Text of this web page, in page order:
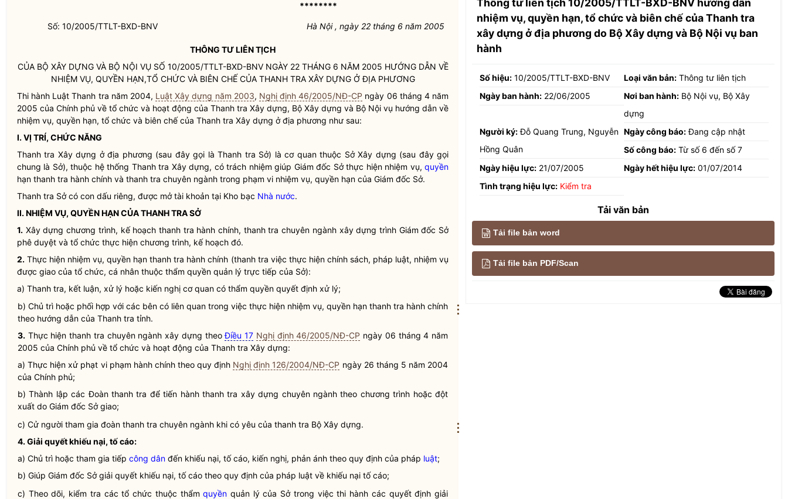
********
Số: 10/2005/TTLT-BXD-BNV Hà Nội , ngày 22 tháng 6 năm 2005
THÔNG TƯLIÊN TỊCH
CỦA BỘ XÂY DỰNG VÀ BỘ NỘI VỤSỐ 10/2005/TTLT-BXD-BNV NGÀY 22 THÁNG 6 NĂM 2005 HƯỚNG DẪN VỀ
NHIỆM VỤ, QUYỀN HẠN,TỔ CHỨC VÀ BIÊN CHẾ CỦA THANH TRA XÂY DỰNG Ở ĐỊA PHƯƠNG
Thi hành Luật Thanh tra năm 2004, Luật Xây dựng năm 2003, Nghị định 46/2005/NĐ-CP ngày 06 tháng 4 năm
2005 của Chính phủ về tổ chức và hoạt động của Thanh tra Xây dựng, Bộ Xây dựng và Bộ Nội vụ hướng dẫn về
nhiệm vụ, quyền hạn, tổ chức và biên chế của Thanh tra Xây dựng ở địa phương như sau:
I. VỊ TRÍ, CHỨC NĂNG
Thanh tra Xây dựng ở địa phương (sau đây gọi là Thanh tra Sở) là cơ quan thuộc Sở Xây dựng (sau đây gọi
chung là Sở), thuộc hệ thống Thanh tra Xây dựng, có trách nhiệm giúp Giám đốc Sở thực hiện nhiệm vụ, quyền
hạn thanh tra hành chính và thanh tra chuyên ngành trong phạm vi nhiệm vụ, quyền hạn của Giám đốc Sở.
Thanh tra Sở có con dấu riêng, được mở tài khoản tại Kho bạc Nhà nước.
II. NHIỆM VỤ, QUYỀNHẠN CỦA THANH TRA SỞ
1. Xây dựng chương trình, kế hoạch thanh tra hành chính, thanh tra chuyên ngành xây dựng trình Giám đốc Sở
phê duyệt và tổ chức thực hiện chương trình, kế hoạch đó.
2. Thực hiện nhiệm vụ,quyền hạn thanh tra hành chính (thanh tra việc thực hiện chính sách, pháp luật, nhiệm vụ
được giao của tổ chức, cá nhân thuộc thẩm quyền quản lý trực tiếp của Sở):
a) Thanh tra, kết luận, xử lý hoặc kiến nghị cơ quan có thẩm quyền quyết định xử lý;
b) Chủ trì hoặc phối hợp với các bên có liên quan trong việc thực hiện nhiệm vụ, quyền hạn thanh tra hành chính
theo hướng dẫn của Thanh tra tỉnh.
3. Thực hiện thanh tra chuyên ngành xây dựng theoĐiều 17 Nghị định 46/2005/NĐ-CP ngày 06 tháng 4 năm
2005 của Chính phủ về tổ chức và hoạt động của Thanh tra Xây dựng:
a) Thực hiện xử phạt vi phạm hành chính theo quy định Nghị định 126/2004/NĐ-CP ngày 26 tháng 5 năm 2004
của Chính phủ;
b) Thành lập các Đoàn thanh tra để tiến hành thanh tra xây dựng chuyên ngành theo chương trình hoặc đột
xuất do Giám đốc Sở giao;
c) Cử người tham gia đoàn thanh tra chuyên ngành khi có yêu của thanh tra Bộ Xây dựng.
4. Giải quyết khiếu nại, tố cáo:
a) Chủ trì hoặc tham gia tiếp công dân đến khiếu nại, tố cáo, kiến nghị, phản ánh theo quy định của pháp luật;
b) Giúp Giám đốc Sở giải quyết khiếu nại, tố cáo theo quy định của pháp luật về khiếu nại tố cáo;
c) Theo dõi, kiểm tra các tổ chức thuộc thẩmquyền quản lý của Sở trong việc thi hành các quyết định giải
Thông tư liên tịch 10/2005/TTLT-BXD-BNV hướng dẫn
nhiệm vụ, quyền hạn, tổ chức và biên chế của Thanh tra
xây dựng ở địa phương do Bộ Xây dựng và Bộ Nội vụ ban
hành
Số hiệu: 10/2005/TTLT-BXD-BNV Loại văn bản: Thông tư liên tịch
Ngày ban hành: 22/06/2005 Nơi ban hành: Bộ Nội vụ, Bộ Xây
dựng
Người ký:Đỗ Quang Trung, Nguyễn
Hồng Quân
Ngày công báo:Đang cập nhật
Số công báo: Từ số 6 đến số 7
Ngày hiệu lực: 21/07/2005 Ngày hết hiệu lực: 01/07/2014
Tình trạng hiệu lực: Kiểm tra
Tải văn bản
Tải file bản word
Tải file bản PDF/Scan
⋮
⋮